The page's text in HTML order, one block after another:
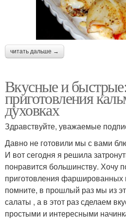
читать дальше →
Вкусные и
приготовления
духовках
Здравствуйте, уважаемые
Давно не готовили мы с вами
И вот сегодня я решила
понравится большинству. Хочу
приготовления фаршированных
помните, в прошлый раз мы из
салаты , а в этот раз сделаем
простыми и интересными